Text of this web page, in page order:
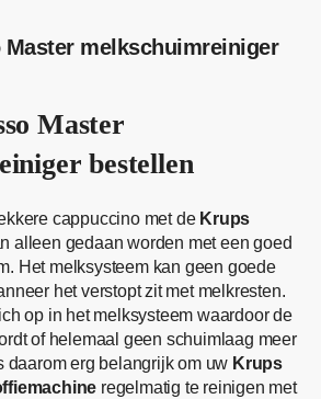
Master melkschuimreiniger
Master
bestellen
cappuccino met de Krups
alleen gedaan worden met een goed
Het melksysteem kan geen goede
het verstopt zit met melkresten.
op in het melksysteem waardoor de
of helemaal geen schuimlaag meer
daarom erg belangrijk om uw Krups
regelmatig te reinigen met